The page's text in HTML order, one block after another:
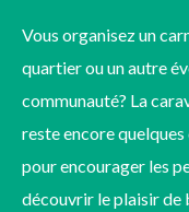
Vous organisez un
quartier ou un autre
communauté? La
reste encore
pour encourager les
découvrir le plaisir de